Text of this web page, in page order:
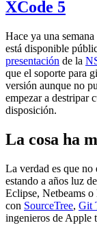
XCode 5
Hace ya una
está disponible
presentación de la
que el soporte para
versión aunque no
empezar a destripar
disposición.
La cosa ha
La verdad es que no
estando a años luz
Eclipse, Netbeams
con SourceTree, Git
ingenieros de Apple